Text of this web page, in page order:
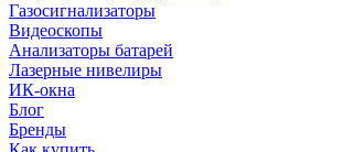
Газосигнализаторы
Видеоскопы
Анализаторы батарей
Лазерные нивелиры
ИК-окна
Блог
Бренды